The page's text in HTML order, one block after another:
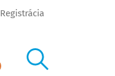
Registrácia
